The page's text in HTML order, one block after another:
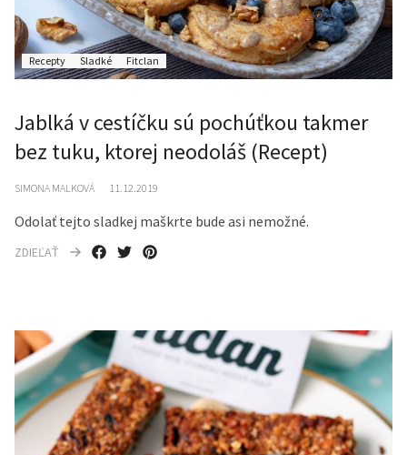
Recepty Sladké Fitclan
Jablká v cestíčku sú pochúťkou takmer
bez tuku, ktorej neodoláš (Recept)
SIMONA MALKOVÁ 11.12.2019
Odolať tejto sladkej maškrte bude asi nemožné.
ZDIEĽAŤ